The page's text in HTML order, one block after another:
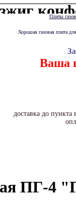
Плиты
Хорошая газовая плита
Ваша
доставка до
ПГ-4